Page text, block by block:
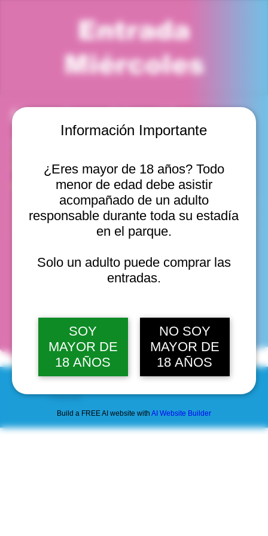
Información Importante
¿Eres mayor de 18 años? Todo
menor de edad debe asistir
acompañado de un adulto
responsable durante toda su estadía
en el parque.
Solo un adulto puede comprar las
entradas.
SOY
MAYOR DE
18 AÑOS
NO SOY
MAYOR DE
18 AÑOS
Build a FREE AI website with AI Website Builder
Entrada
Miércoles
Horario y ubicación
Valparaíso, Chile
Otras fechas
mié, 12 ago, 10:00 a. m.
mié, 12 ago, 11:00 a. m.
mié, 12 ago, 12:00 p. m.
Ver 20
fechas